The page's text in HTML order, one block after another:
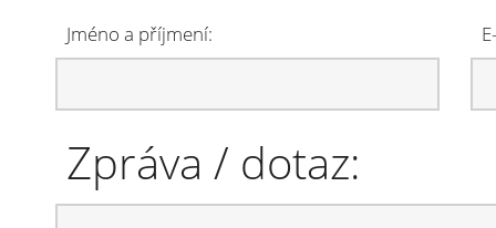
Jméno a příjmení:
Zpráva / dotaz: